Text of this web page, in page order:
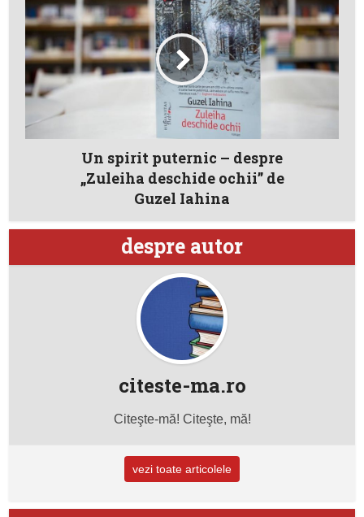
Un spirit puternic – despre
„Zuleiha deschide ochii” de
Guzel Iahina
despre autor
citeste-ma.ro
Citeşte-mă! Citeşte, mă!
vezi toate articolele